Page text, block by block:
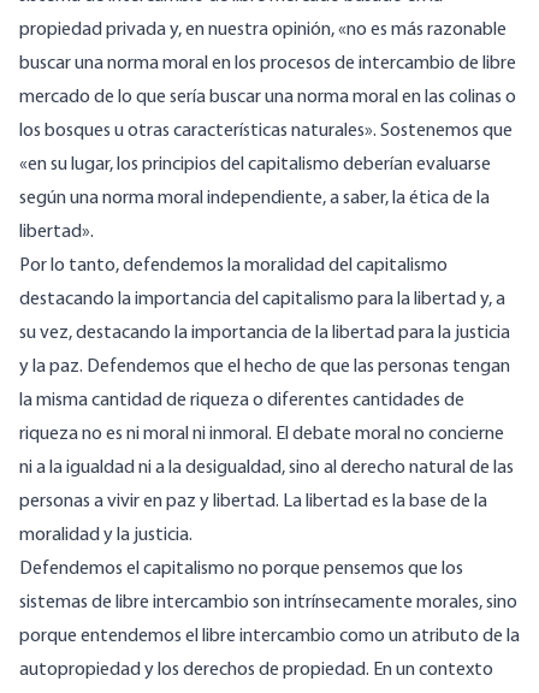
propiedad privada y, en nuestra opinión, «no es más razonable
buscar una norma moral en los procesos de intercambio de libre
mercado de lo que sería buscar una norma moral en las colinas o
los bosques u otras características naturales». Sostenemos que
«en su lugar, los principios del capitalismo deberían evaluarse
según una norma moral independiente, a saber, la ética de la
libertad».
Por lo tanto, defendemos la moralidad del capitalismo
destacando la importancia del capitalismo para la libertad y, a
su vez, destacando la importancia de la libertad para la justicia
y la paz. Defendemos que el hecho de que las personas tengan
la misma cantidad de riqueza o diferentes cantidades de
riqueza no es ni moral ni inmoral. El debate moral no concierne
ni a la igualdad ni a la desigualdad, sino al derecho natural de las
personas a vivir en paz y libertad. La libertad es la base de la
moralidad y la justicia.
Defendemos el capitalismo no porque pensemos que los
sistemas de libre intercambio son intrínsecamente morales, sino
porque entendemos el libre intercambio como un atributo de la
autopropiedad y los derechos de propiedad. En un contexto